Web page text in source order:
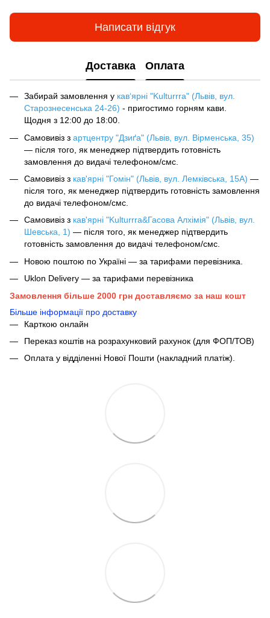
Написати відгук
Доставка Оплата
Забирай замовлення у кав‘ярні "Kulturrra" (Львів, вул.
Старознесенська 24-26) - пригостимо горням кави.
Щодня з 12:00 до 18:00.
Самовивіз з артцентру "Дзиґа" (Львів, вул. Вірменська, 35)
— після того, як менеджер підтвердить готовність
замовлення до видачі телефоном/смс.
Самовивіз з кав'ярні "Гомін" (Львів, вул. Лемківська, 15А) —
після того, як менеджер підтвердить готовність замовлення
до видачі телефоном/смс.
Самовивіз з кав'ярні "Kulturrra&Гасова Алхімія" (Львів, вул.
Шевська, 1) — після того, як менеджер підтвердить
готовність замовлення до видачі телефоном/смс.
Новою поштою по Україні — за тарифами перевізника.
Uklon Delivery — за тарифами перевізника
Замовлення більше 2000 грн доставляємо за наш кошт
Більше інформації про доставку
Карткою онлайн
Переказ коштів на розрахунковий рахунок (для ФОП/ТОВ)
Оплата у відділенні Нової Пошти (накладний платіж).